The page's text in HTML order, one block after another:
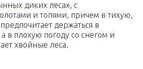
диких лесах, с
и топями, причем в тихую,
держаться в
в плохую погоду со снегом и
хвойные леса.